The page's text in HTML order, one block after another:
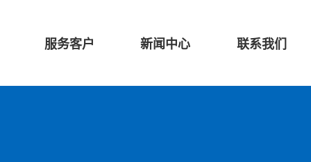
服务客户 新闻中心 联系我们